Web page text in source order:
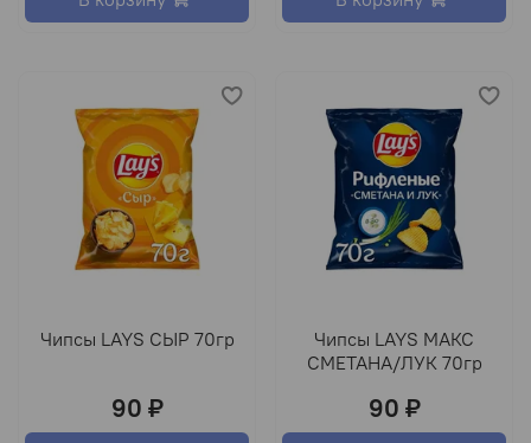
Чипсы LAYS СЫР 70гр
90 ₽
Чипсы LAYS МАКС
СМЕТАНА/ЛУК 70гр
90 ₽